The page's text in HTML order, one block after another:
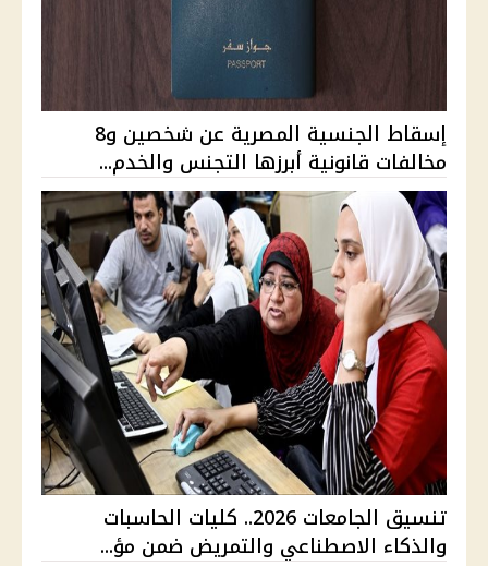
إسقاط الجنسية المصرية عن شخصين و8
مخالفات قانونية أبرزها التجنس والخدم...
تنسيق الجامعات 2026.. كليات الحاسبات
والذكاء الاصطناعي والتمريض ضمن مؤ...